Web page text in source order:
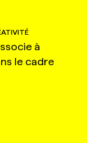
à
le cadre